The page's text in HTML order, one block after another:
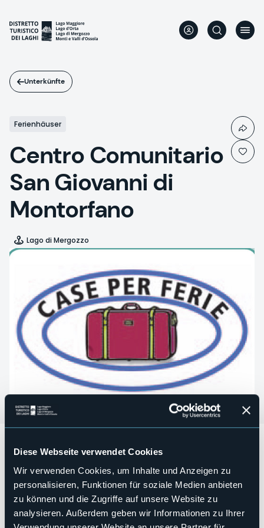
Diese Webseite verwendet Cookies
Wir verwenden Cookies, um Inhalte und Anzeigen zu
personalisieren, Funktionen für soziale Medien anbieten
zu können und die Zugriffe auf unsere Website zu
analysieren. Außerdem geben wir Informationen zu Ihrer
Inhalt
Unterkünfte
Ferienhäuser
Centro Comunitario
San Giovanni di
Montorfano
Lago di Mergozzo
camerate con bagno in comune.
Strukturen für Behinderten
Wellness
Kongresshalle